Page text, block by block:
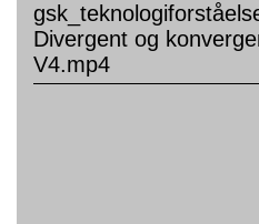
Divergent og
V4.mp4